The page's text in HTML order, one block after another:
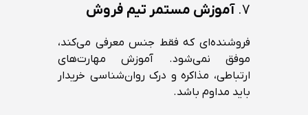
۷. آموزش مستمر تیم فروش
فروشنده‌ای که فقط جنس معرفی می‌کند،
موفق نمی‌شود. آموزش مهارت‌های
ارتباطی، مذاکره و درک روان‌شناسی خریدار
باید مداوم باشد.